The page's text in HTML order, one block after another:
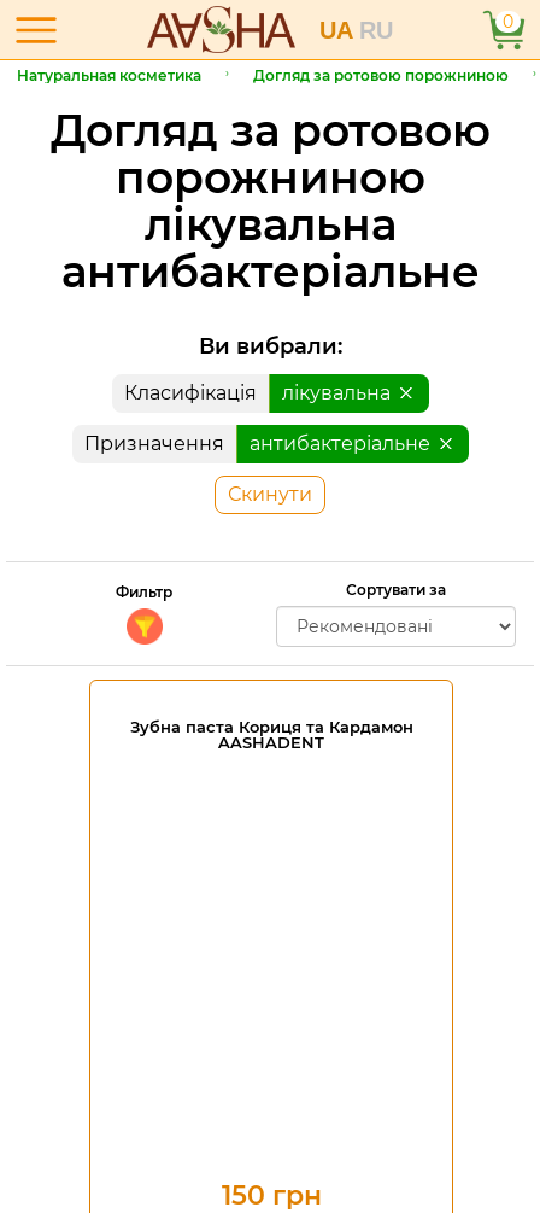
UA RU 0
Натуральная косметика Догляд за ротовою порожниною
Догляд за ротовою
порожниною
лікувальна
антибактеріальне
Ви вибрали:
Класифікація лікувальна
Призначення антибактеріальне
Скинути
Фильтр Сортувати за
Зубна паста Кориця та Кардамон
AASHADENT
150 грн